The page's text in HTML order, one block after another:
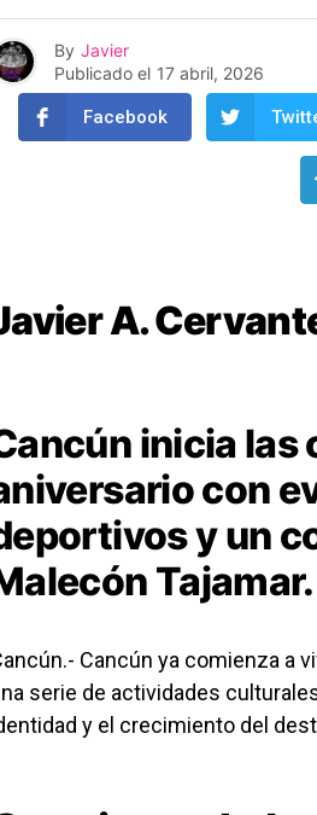
By Javier
Publicado el 17 abril, 2026
Facebook
A.
inicia las
con
y un
Tajamar.
Cancún ya comienza a
serie de actividades
y el crecimiento del